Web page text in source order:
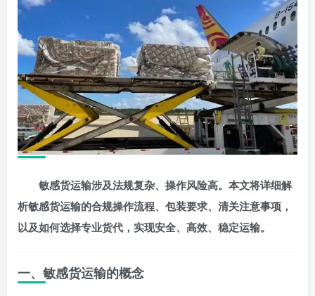
敏感货运输涉及法规复杂、操作风险高。本文将详细解
析敏感货运输的合规操作流程、包装要求、清关注意事项，
以及如何选择专业货代，实现安全、高效、稳定运输。
一、敏感货运输的概念